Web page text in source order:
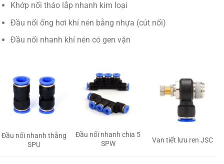
Khớp nối tháo lắp nhanh kim loại
Đầu nối ống hơi khí nén bằng nhựa (cút nối)
Đầu nối nhanh khí nén có gen vặn
Đầu nối nhanh thẳng
SPU
Đầu nối nhanh chia 5
SPW
Van tiết lưu ren JSC